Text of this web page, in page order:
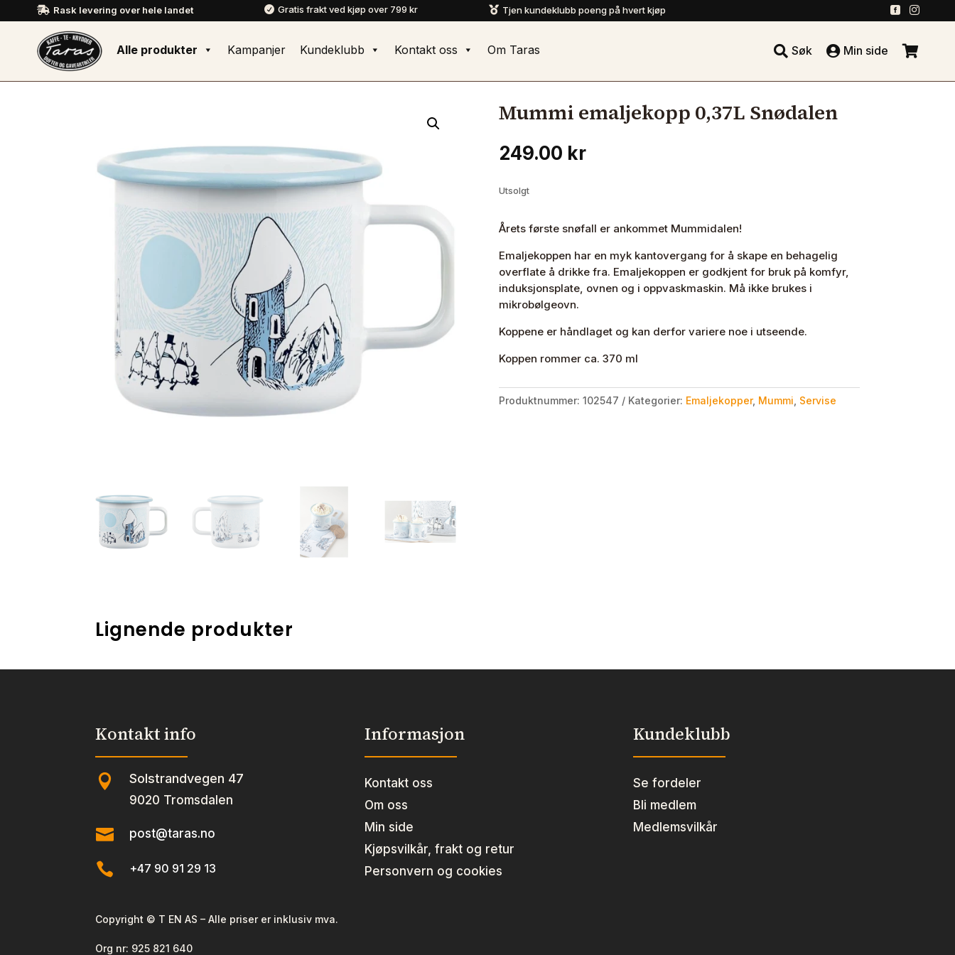
 Rask levering over hele landet  Gratis frakt ved kjøp over 799 kr  Tjen kundeklubb poeng på hvert kjøp  
Alle produkter Kampanjer Kundeklubb Kontakt oss Om Taras  Søk  Min side 
Mummi emaljekopp 0,37L Snødalen
249.00 kr
Utsolgt
Årets første snøfall er ankommet Mummidalen!
Emaljekoppen har en myk kantovergang for å skape en behagelig
overflate å drikke fra. Emaljekoppen er godkjent for bruk på komfyr,
induksjonsplate, ovnen og i oppvaskmaskin. Må ikke brukes i
mikrobølgeovn.
Koppene er håndlaget og kan derfor variere noe i utseende.
Koppen rommer ca. 370 ml
Produktnummer: 102547 Kategorier: Emaljekopper, Mummi Servise
Lignende produkter
Kontakt info
 Solstrandvegen 47
9020 Tromsdalen
 post@taras.no
 +47 90 91 29 13
Informasjon
Kontakt oss
Om oss
Min side
Kjøpsvilkår, frakt og retur
Personvern og cookies
Kundeklubb
Se fordeler
Bli medlem
Medlemsvilkår
Copyright © T EN AS – Alle priser er inklusiv mva.
Org nr: 925 821 640